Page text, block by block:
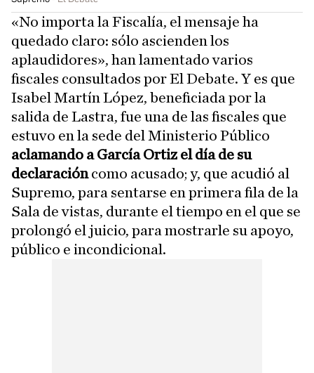
«No importa la Fiscalía, el mensaje ha
quedado claro: sólo ascienden los
aplaudidores», han lamentado varios
fiscales consultados por El Debate. Y es que
Isabel Martín López, beneficiada por la
salida de Lastra, fue una de las fiscales que
estuvo en la sede del Ministerio Público
aclamando a García Ortiz el día de su
declaracióncomo acusado; y, que acudió al
Supremo, para sentarse en primera fila de la
Sala de vistas, durante el tiempo en el que se
prolongó el juicio, para mostrarle su apoyo,
público e incondicional.